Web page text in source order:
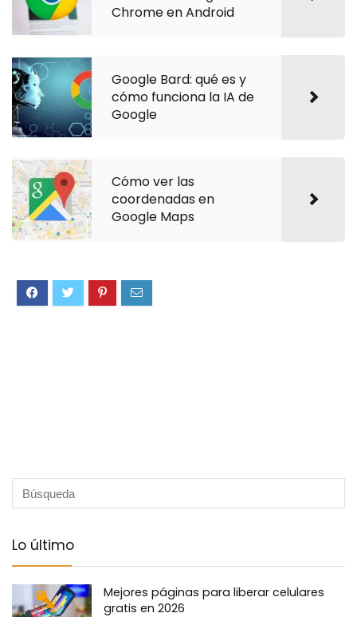
Chrome en Android
Google Bard: qué es y
cómo funciona la IA de
Google
Cómo ver las
coordenadas en
Google Maps
Lo último
Mejores páginas para liberar celulares
gratis en 2026